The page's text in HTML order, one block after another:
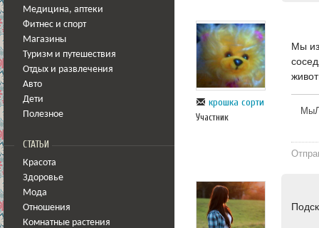
Медицина, аптеки
Фитнес и спорт
Магазины
Туризм и путешествия
Отдых и развлечения
Авто
Дети
Полезное
СТАТЬИ
Красота
Здоровье
Мода
Отношения
Комнатные растения
крошка сорти
Участник
Мы